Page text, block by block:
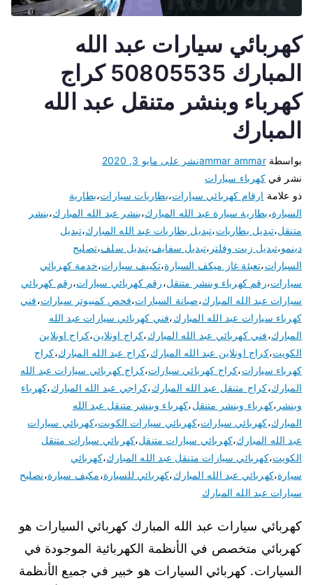
كهربائي سيارات عبد الله
المبارك 50805535 كراج
كهرباء وبنشر متنقل عبد الله
المبارك
بواسطةammar ammarنشر على مايو 3, 2020
نشر فيكهرباء سيارات
ذو علامة ارقام كهربائي سيارات،بطاريات سيارات،بطارية
السيارة،بطارية سيارة عبد الله المبارك،بنشر عبد الله المبارك،بنشر
متنقل،تبديل بطاريات،تبديل بطاريات عبد الله المبارك،تبديل
دينمو،تبديل زيت وفلتر ،تبديل سفايف،تبديل سلف،تصليح
السيارات،تعبئة غاز ميكف السيارة،تكييف سيارات،خدمة كهربائي
سيارات،رقم كهرباء وبنشر متنقل،رقم كهربائي سيارات،رقم كهربائي
سيارات عبد الله المبارك،صيانة السيارات،فحص كمبيوتر سيارات،فني
كهرباء سيارات عبد الله المبارك،فني كهربائي سيارات عبد الله
المبارك،فني كهربائي عبد الله المبارك،كراج اونلاين،كراج اونلاين
الكويت،كراج اونلاين عبد الله المبارك،كراج عبد الله المبارك،كراج
كهرباء سيارات،كراج كهربائي سيارات،كراج كهربائي سيارات عبد الله
المبارك،كراج متنقل عبد الله المبارك،كراجي عبد الله المبارك،كهرباء
وبنشر ،كهرباء وبنشر متنقل،كهرباء وبنشر متنقل عبد الله
المبارك،كهربائي سيارات،كهربائي سيارات الكويت،كهربائي سيارات
عبد الله المبارك،كهربائي سيارات متنقل،كهربائي سيارات متنقل
الكويت،كهربائي سيارات متنقل عبد الله المبارك،كهربائي
سيارة،كهربائي عبد الله المبارك،كهربائي للسيارة،مكيف سيارة،نصليح
سيارات عبد الله المبارك
كهربائي سيارات عبد الله المبارك كهربائي السيارات هو
كهربائي متخصص في الأنظمة الكهربائية الموجودة في
السيارات. كهربائي السيارات هو خبير في جميع الأنظمة